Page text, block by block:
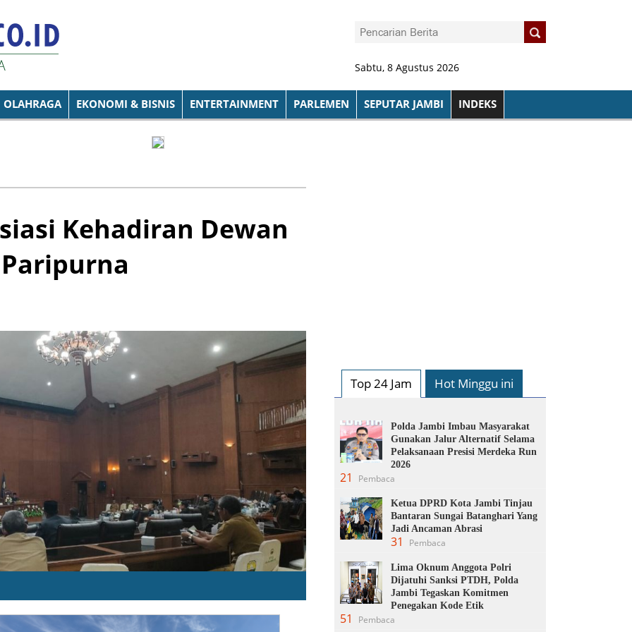
Sabtu, 8 Agustus 2026
OLAHRAGA EKONOMI & BISNIS ENTERTAINMENT PARLEMEN SEPUTAR JAMBI INDEKS
Kehadiran Dewan
Top 24 Jam Hot Minggu ini
Polda Jambi Imbau Masyarakat
Gunakan Jalur Alternatif Selama
Pelaksanaan Presisi Merdeka Run
2026
21 Pembaca
Ketua DPRD Kota Jambi Tinjau
Bantaran Sungai Batanghari Yang
Jadi Ancaman Abrasi
31 Pembaca
Lima Oknum Anggota Polri
Dijatuhi Sanksi PTDH, Polda
Jambi Tegaskan Komitmen
Penegakan Kode Etik
51 Pembaca